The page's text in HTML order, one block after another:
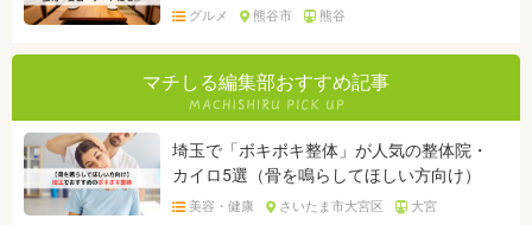
グルメ 熊谷市 熊谷
マチしる編集部おすすめ記事
埼玉で「ボキボキ整体」が人気の整体院・
カイロ5選（骨を鳴らしてほしい方向け）
美容・健康 さいたま市大宮区 大宮